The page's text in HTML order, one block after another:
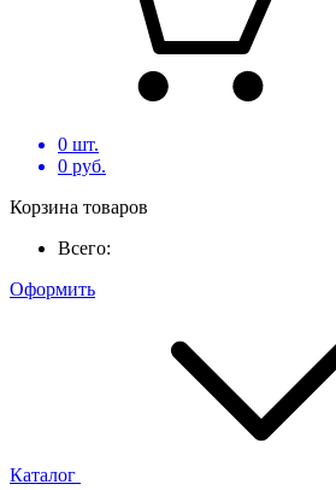
0 шт.
0 руб.
Корзина товаров
Всего:
Оформить
Каталог